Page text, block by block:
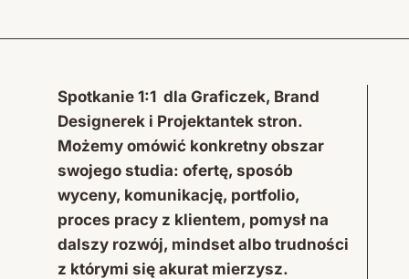
Spotkanie 1:1 dla Graficzek, Brand
Designerek i Projektantek stron.
Możemy omówić konkretny obszar
swojego studia: ofertę, sposób
wyceny, komunikację, portfolio,
proces pracy z klientem, pomysł na
dalszy rozwój, mindset albo trudności
z którymi się akurat mierzysz.